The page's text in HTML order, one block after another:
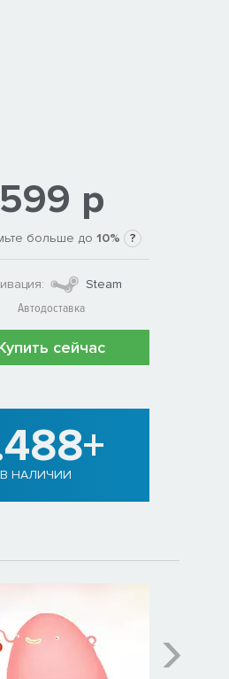
599 р
больше до10% ?
Steam
Автодоставка
сейчас
НАЛИЧИИ